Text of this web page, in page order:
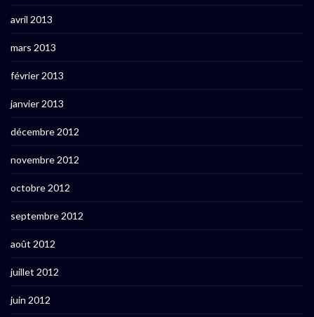
avril 2013
mars 2013
février 2013
janvier 2013
décembre 2012
novembre 2012
octobre 2012
septembre 2012
août 2012
juillet 2012
juin 2012